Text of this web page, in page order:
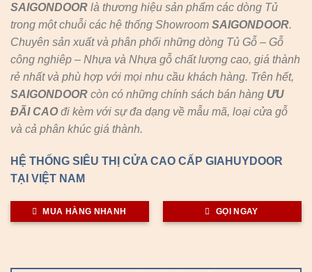
SAIGONDOOR là thương hiệu sản phẩm các dòng Tủ
trong một chuỗi các hệ thống Showroom SAIGONDOOR.
Chuyên sản xuất và phân phối những dòng Tủ Gỗ – Gỗ
công nghiêp – Nhựa và Nhựa gỗ chất lượng cao, giá thành
rẻ nhất và phù hợp với mọi nhu cầu khách hàng. Trên hết,
SAIGONDOOR còn có những chính sách bán hàng ƯU
ĐÃI CAO đi kèm với sự đa dạng về mẫu mã, loại cửa gỗ
và cả phân khúc giá thành.
HỆ THỐNG SIÊU THỊ CỬA CAO CẤP GIAHUYDOOR
TẠI VIỆT NAM
MUA HÀNG NHANH GỌI NGAY